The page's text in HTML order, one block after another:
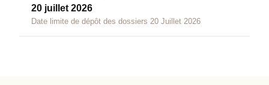
20 juillet 2026
Date limite de dépôt des dossiers 20 Juillet 2026